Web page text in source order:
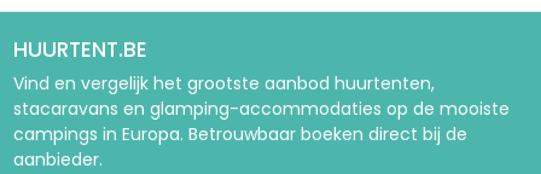
HUURTENT.BE
Vind en vergelijk het grootste aanbod huurtenten,
stacaravans en glamping-accommodaties op de mooiste
campings in Europa. Betrouwbaar boeken direct bij de
aanbieder.